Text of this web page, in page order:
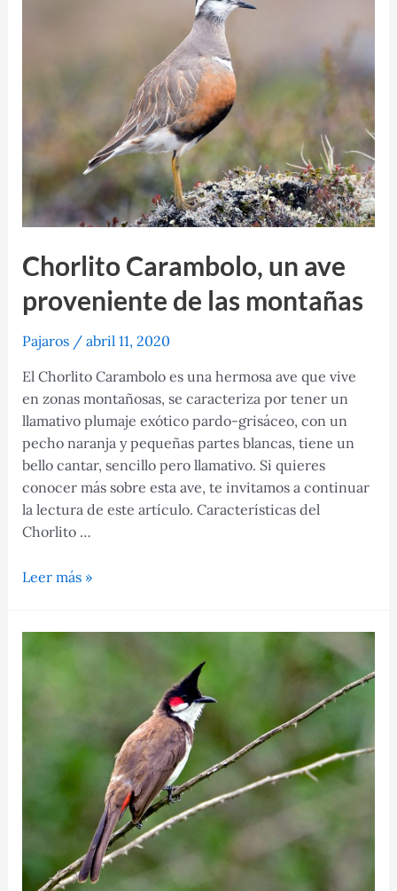
Chorlito Carambolo, un ave
proveniente de las montañas
Pajaros/ abril 11, 2020
El Chorlito Carambolo es una hermosa ave que vive
en zonas montañosas, se caracteriza por tener un
llamativo plumaje exótico pardo-grisáceo, con un
pecho naranja y pequeñas partes blancas, tiene un
bello cantar, sencillo pero llamativo. Si quieres
conocer más sobre esta ave, te invitamos a continuar
la lectura de este artículo. Características del
Chorlito …
Chorlito
proveniente
Leer más »